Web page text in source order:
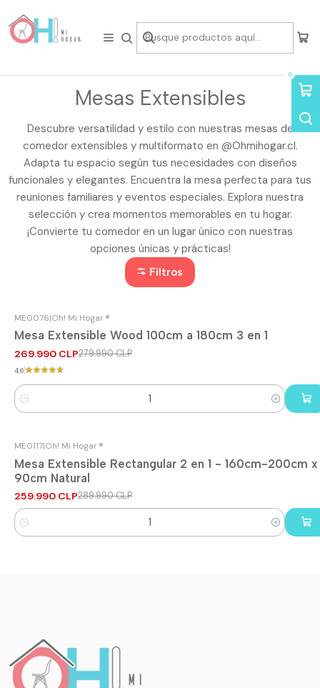
0
Inicio Mesas Mesas Extensibles
Mesas Extensibles
Descubre versatilidad y estilo con nuestras mesas de
comedor extensibles y multiformato en @Ohmihogar.cl.
Adapta tu espacio según tus necesidades con diseños
funcionales y elegantes. Encuentra la mesa perfecta para tus
reuniones familiares y eventos especiales. Explora nuestra
selección y crea momentos memorables en tu hogar.
¡Convierte tu comedor en un lugar único con nuestras
opciones únicas y prácticas!
Filtros
OFF
ME0076|Oh! Mi Hogar ®
Mesa Extensible Wood 100cm a 180cm 3 en 1
269.990 CLP279.990 CLP
4.6
Cantidad
OFF
ME0117|Oh! Mi Hogar ®
Mesa Extensible Rectangular 2 en 1 - 160cm-200cm x
90cm Natural
259.990 CLP289.990 CLP
Cantidad